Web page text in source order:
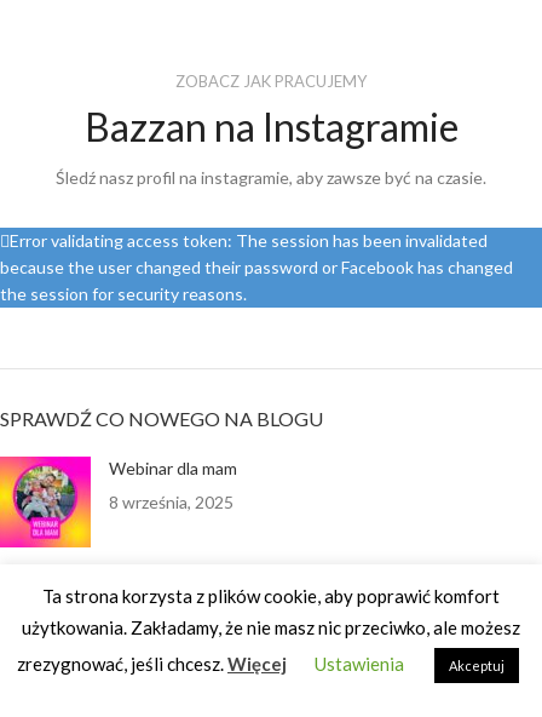
ZOBACZ JAK PRACUJEMY
Bazzan na Instagramie
Śledź nasz profil na instagramie, aby zawsze być na czasie.
Error validating access token: The session has been invalidated
because the user changed their password or Facebook has changed
the session for security reasons.
SPRAWDŹ CO NOWEGO NA BLOGU
Webinar dla mam
8 września, 2025
Historia Olgi
25 września, 2024
Ta strona korzysta z plików cookie, aby poprawić komfort
użytkowania. Zakładamy, że nie masz nic przeciwko, ale możesz
zrezygnować, jeśli chcesz.Więcej Ustawienia Akceptuj